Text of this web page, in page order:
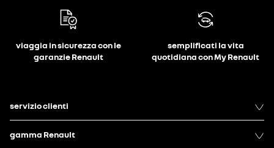
viaggia in sicurezza con le
garanzie Renault
semplificati la vita
quotidiana con My Renault
servizio clienti
gamma Renault